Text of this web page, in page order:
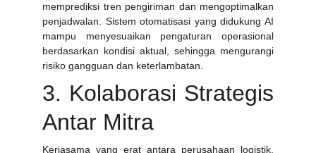
memprediksi tren pengiriman dan mengoptimalkan
penjadwalan. Sistem otomatisasi yang didukung AI
mampu menyesuaikan pengaturan operasional
berdasarkan kondisi aktual, sehingga mengurangi
risiko gangguan dan keterlambatan.
3. Kolaborasi Strategis
Antar Mitra
Kerjasama yang erat antara perusahaan logistik,